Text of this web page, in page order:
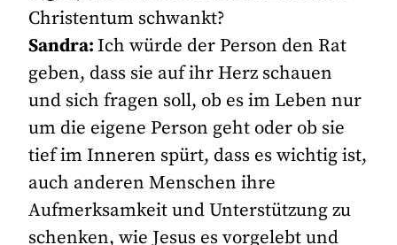
Christentum schwankt?
Sandra: Ich würde der Person den Rat
geben, dass sie auf ihr Herz schauen
und sich fragen soll, ob es im Leben nur
um die eigene Person geht oder ob sie
tief im Inneren spürt, dass es wichtig ist,
auch anderen Menschen ihre
Aufmerksamkeit und Unterstützung zu
schenken, wie Jesus es vorgelebt und